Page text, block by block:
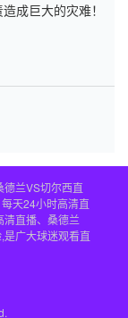
成巨大的灾难！
兰VS切尔西直
天24小时高清直
直播、桑德兰
广大球迷观看直